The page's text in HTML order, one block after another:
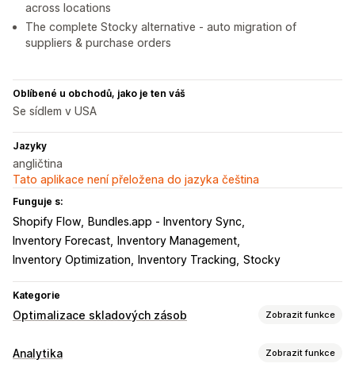
across locations
The complete Stocky alternative - auto migration of
suppliers & purchase orders
Oblíbené u obchodů, jako je ten váš
Se sídlem v USA
Jazyky
angličtina
Tato aplikace není přeložena do jazyka čeština
Funguje s:
Shopify Flow
Bundles.app ‑ Inventory Sync
Inventory Forecast
Inventory Management
Inventory Optimization
Inventory Tracking Stocky
Kategorie
Optimalizace skladových zásob Zobrazit funkce
Správa skladových zásob
Analytika Zobrazit funkce